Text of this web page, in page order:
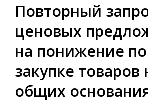
Повторный
ценовых
на понижение по
закупке товаров
общих